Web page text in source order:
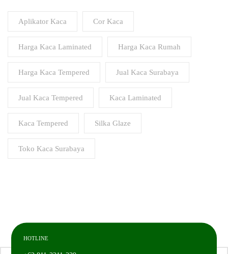
Aplikator Kaca Cor Kaca
Harga Kaca Laminated Harga Kaca Rumah
Harga Kaca Tempered Jual Kaca Surabaya
Jual Kaca Tempered Kaca Laminated
Kaca Tempered Silka Glaze
Toko Kaca Surabaya
HOTLINE